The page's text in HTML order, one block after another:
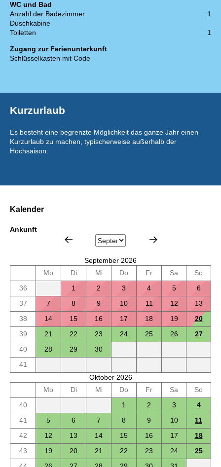
WC und Bad
Anzahl der Badezimmer
1
Duschkabine
Toiletten
1
Zugang zur Ferienunterkunft
Schlüsselkasten mit Code
Kurzurlaub
Es besteht eine begrenzte Möglichkeit das ganze Jahr einen
Kurzurlaub zu machen, typischerweise außerhalb der
Hochsaison.
Kalender
Ankunft
September 2026
Mo
Di Mi Do Fr Sa
So
36
1 2 3 4 5
6
37
7 8 9 10 11 12
13
38
14 15 16 17 18 19
20
39
21 22 23 24 25 26
27
40
28 29
30
41
Oktober 2026
Mo
Di Mi Do Fr Sa
So
40
1 2 3
4
41
5 6 7 8 9 10
11
42
12 13 14 15 16 17
18
43
19 20 21 22 23 24
25